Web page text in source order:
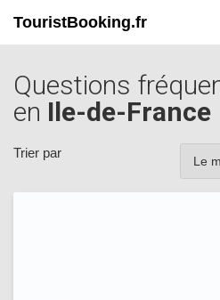
TouristBooking.fr
Questions
en Ile-de-France
Trier par